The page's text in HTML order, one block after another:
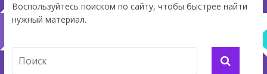
Воспользуйтесь поиском по сайту, чтобы быстрее найти
нужный материал.